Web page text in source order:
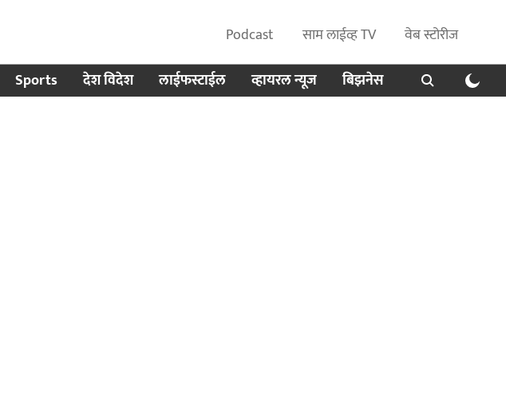
Podcast साम लाईव्ह TV
वेब स्टोरीज
Sports देश विदेश लाईफस्टाईल व्हायरल न्यूज बिझनेस